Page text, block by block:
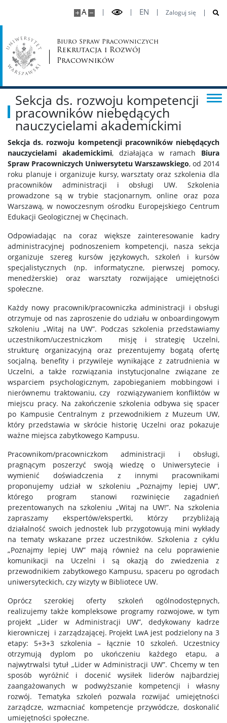
A EN Zaloguj się
Biuro Spraw Pracowniczych
Rekrutacja i Rozwój
Pracowników
Sekcja ds. rozwoju kompetencji
pracowników niebędących
nauczycielami akademickimi
Sekcja ds. rozwoju kompetencji pracowników niebędących
nauczycielami akademickimi, działająca w ramach Biura
Spraw Pracowniczych Uniwersytetu Warszawskiego, od 2014
roku planuje i organizuje kursy, warsztaty oraz szkolenia dla
pracowników administracji i obsługi UW. Szkolenia
prowadzone są w trybie stacjonarnym, online oraz poza
Warszawą, w nowoczesnym ośrodku Europejskiego Centrum
Edukacji Geologicznej w Chęcinach.
Odpowiadając na coraz większe zainteresowanie kadry
administracyjnej podnoszeniem kompetencji, nasza sekcja
organizuje szereg kursów językowych, szkoleń i kursów
specjalistycznych (np. informatyczne, pierwszej pomocy,
menedżerskie) oraz warsztaty rozwijające umiejętności
społeczne.
Każdy nowy pracownik/pracowniczka administracji i obsługi
otrzymuje od nas zaproszenie do udziału w onboardingowym
szkoleniu „Witaj na UW”. Podczas szkolenia przedstawiamy
uczestnikom/uczestniczkom misję i strategię Uczelni,
strukturę organizacyjną oraz prezentujemy bogatą ofertę
socjalną, benefity i przywileje wynikające z zatrudnienia w
Uczelni, a także rozwiązania instytucjonalne związane ze
wsparciem psychologicznym, zapobieganiem mobbingowi i
nierównemu traktowaniu, czy rozwiązywaniem konfliktów w
miejscu pracy. Na zakończenie szkolenia odbywa się spacer
po Kampusie Centralnym z przewodnikiem z Muzeum UW,
który przedstawia w skrócie historię Uczelni oraz pokazuje
ważne miejsca zabytkowego Kampusu.
Pracownikom/pracowniczkom administracji i obsługi,
pragnącym poszerzyć swoją wiedzę o Uniwersytecie i
wymienić doświadczenia z innymi pracownikami
proponujemy udział w szkoleniu „Poznajmy lepiej UW”,
którego program stanowi rozwinięcie zagadnień
prezentowanych na szkoleniu „Witaj na UW!”. Na szkolenia
zapraszamy ekspertów/ekspertki, którzy przybliżają
działalność swoich jednostek lub przygotowują mini wykłady
na tematy wskazane przez uczestników. Szkolenia z cyklu
„Poznajmy lepiej UW” mają również na celu poprawienie
komunikacji na Uczelni i są okazją do zwiedzenia z
przewodnikiem zabytkowego Kampusu, spaceru po ogrodach
uniwersyteckich, czy wizyty w Bibliotece UW.
Oprócz szerokiej oferty szkoleń ogólnodostępnych,
realizujemy także kompleksowe programy rozwojowe, w tym
projekt „Lider w Administracji UW”, dedykowany kadrze
kierowniczej i zarządzającej. Projekt LwA jest podzielony na 3
etapy: 5+3+3 szkolenia – łącznie 10 szkoleń. Uczestnicy
otrzymują dyplom po ukończeniu każdego etapu, a
najwytrwalsi tytuł „Lider w Administracji UW”. Chcemy w ten
sposób wyróżnić i docenić wysiłek liderów najbardziej
zaangażowanych w podwyższanie kompetencji i własny
rozwój. Tematyka szkoleń pozwala rozwijać umiejętności
zarządcze, wzmacniać kompetencje przywódcze, doskonalić
umiejętności społeczne.